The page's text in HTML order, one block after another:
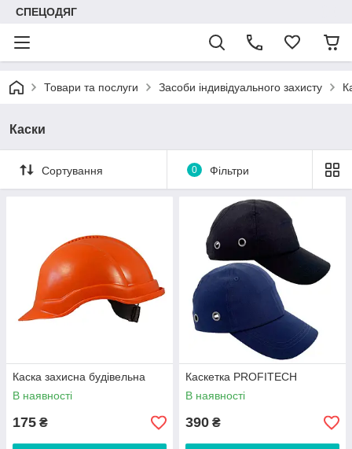
СПЕЦОДЯГ
Товари та послуги Засоби індивідуального захисту
Каски
Сортування 0 Фільтри
Каска захисна будівельна
В наявності
175 ₴
Каскетка PROFITECH
В наявності
390 ₴